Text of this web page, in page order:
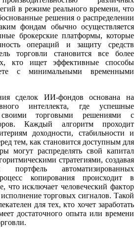
в режиме реального времени, что
решения о распределении
фондам обычно осуществляется
брокерские платформы, которые
операций и защиту средств
торговли становится все более
кто ищет эффективные способы
с минимальными временными
сделок ИИ-фондов основана на
интеллекта, где успешные
своими торговыми решениями с
Каждый алгоритм проходит
доходности, стабильности и
тем, как становится доступным для
могут распределять свой капитал
стратегиями, создавая
портфель автоматизированных
копирования происходит в
что исключает человеческий фактор
торговых сигналов. Такой
для тех, кто хочет заработать
достаточного опыта или времени